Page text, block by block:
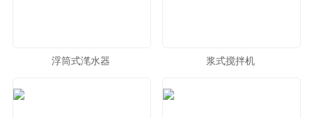
浮筒式滗水器 浆式搅拌机